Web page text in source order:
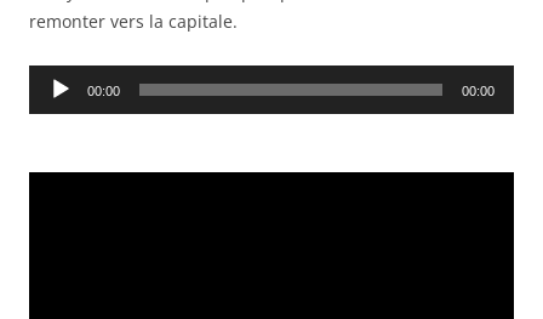
remonter vers la capitale.
Audio
00:00 00:00